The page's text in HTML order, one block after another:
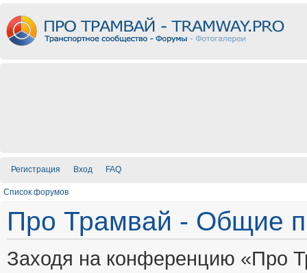
Регистрация Вход FAQ
Список форумов
Про Трамвай - Общие
Заходя на конференцию «Про